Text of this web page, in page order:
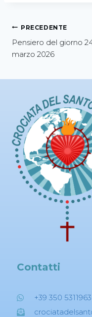
PRECEDENTE
Pensiero del giorno
marzo 2026
Contatti
+39 350 5311963